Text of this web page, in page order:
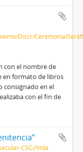
Discr/
con el nombre de
en formato de libros
consignado en el
con el fin de
CSC//Vida